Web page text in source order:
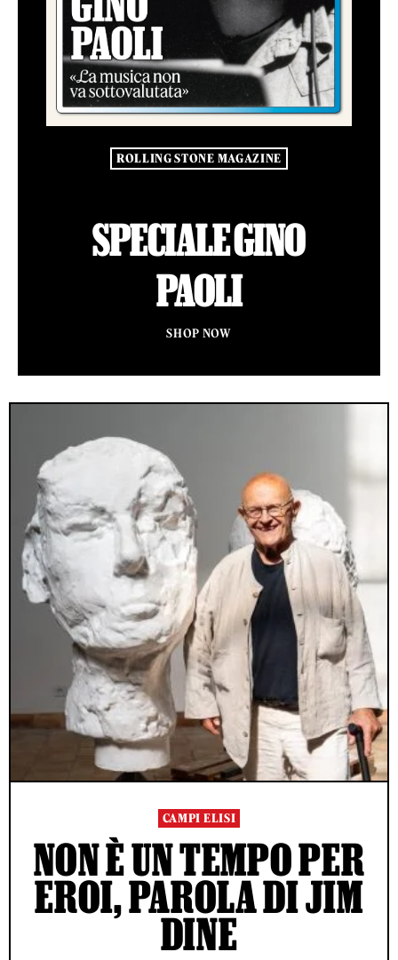
ROLLING STONE MAGAZINE
SPECIALE GINO
PAOLI
SHOP NOW
CAMPI ELISI
NON È UN TEMPO PER
EROI, PAROLA DI JIM
DINE